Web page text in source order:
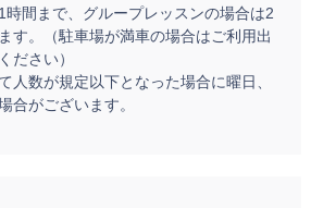
時間まで、グループレッスンの場合は2
す。（駐車場が満車の場合はご利用出
ださい）
人数が規定以下となった場合に曜日、
合がございます。